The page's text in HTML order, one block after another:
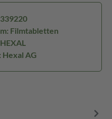
Filmtabletten
AG